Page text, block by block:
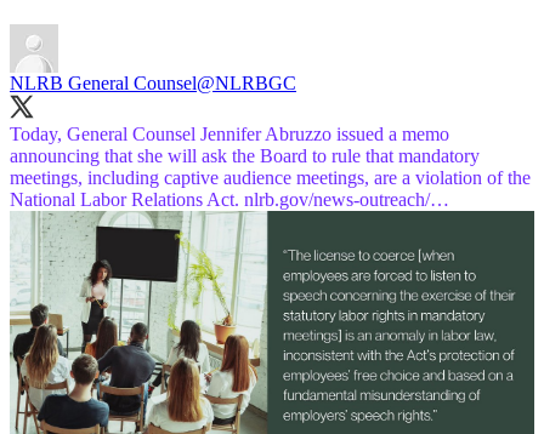
NLRB General Counsel@NLRBGC
Today, General Counsel Jennifer Abruzzo issued a memo
announcing that she will ask the Board to rule that mandatory
meetings, including captive audience meetings, are a violation of the
National Labor Relations Act. nlrb.gov/news-outreach/…